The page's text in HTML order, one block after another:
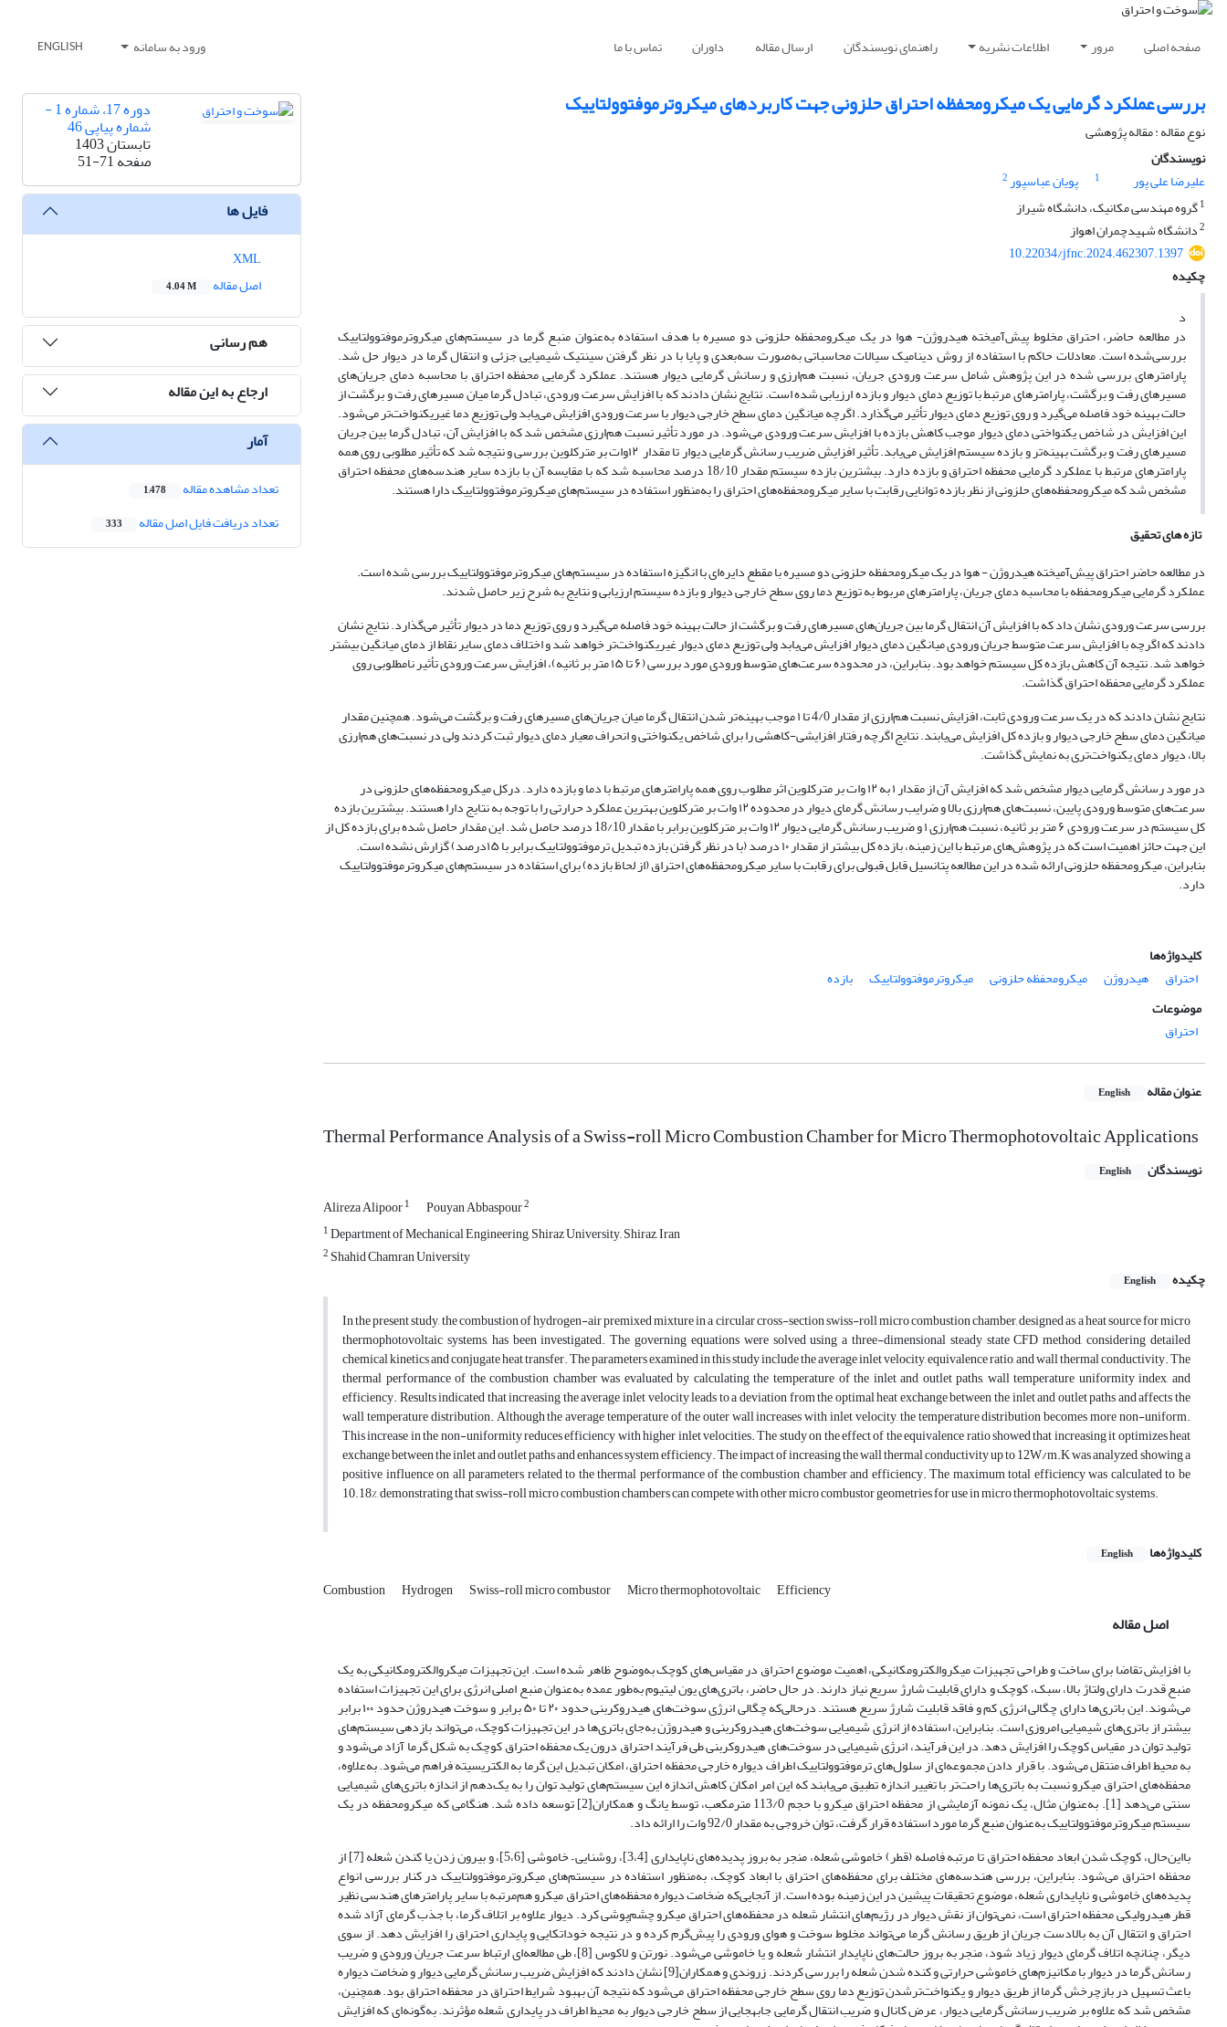
صفحه اصلی مرور اطلاعات نشریه راهنمای نویسندگان ارسال مقاله داوران تماس با ما ورود به سامانه ENGLISH
بررسی عملکرد گرمایی یک میکرو‌محفظه احتراق حلزونی جهت کاربردهای میکروترموفتوولتاییک
نوع مقاله : مقاله پژوهشی
نویسندگان
علیرضا علی پور
1 پویان عباسپور2
1گروه مهندسی مکانیک، دانشگاه شیراز
2دانشگاه شهیدچمران اهواز
10.22034/jfnc.2024.462307.1397
چکیده
د
در مطالعه حاضر، احتراق مخلوط پیش‌آمیخته هیدروژن- هوا در یک میکرومحفظه حلزونی دو مسیره با هدف استفاده به‌عنوان منبع گرما در سیستم‌های میکروترموفتوولتاییک
بررسی‌شده است. معادلات حاکم با استفاده از روش دینامیک سیالات محاسباتی به‌صورت سه‌بعدی و پایا با در نظر گرفتن سینتیک شیمیایی جزئی و انتقال گرما در دیوار حل شد.
پارامتر‌های بررسی شده در این پژوهش شامل سرعت ورودی جریان، نسبت هم‌ارزی و رسانش گرمایی دیوار هستند. عملکرد گرمایی محفظه احتراق با محاسبه دمای جریان‌های
مسیرهای رفت و برگشت، پارامتر‌های مرتبط با توزیع دمای دیوار و بازده ارزیابی شده است. نتایج نشان دادند که با افزایش سرعت ورودی، تبادل گرما میان مسیرهای رفت و برگشت از
حالت بهینه خود فاصله می‌گیرد و روی توزیع دمای دیوار تأثیر می‌گذارد. اگرچه میانگین دمای سطح خارجی دیوار با سرعت ورودی افزایش می‌یابد ولی توزیع دما غیریکنواخت‌تر می‌شود.
این افزایش در شاخص یکنواختی دمای دیوار موجب کاهش بازده با افزایش سرعت ورودی می‌شود. در مورد تأثیر نسبت هم‌ارزی مشخص شد که با افزایش آن، تبادل گرما بین جریان
مسیرهای رفت و برگشت بهینه‌تر و بازده سیستم افزایش می‌یابد. تأثیر افزایش ضریب رسانش گرمایی دیوار تا مقدار ۱۲وات بر مترکلوین بررسی و نتیجه شد که تأثیر مطلوبی روی همه
پارامترهای مرتبط با عملکرد گرمایی محفظه احتراق و بازده دارد. بیشترین بازده سیستم مقدار 18/10 درصد محاسبه شد که با مقایسه آن با بازده سایر هندسه‌های محفظه احتراق
مشخص شد که میکرومحفظه‌های حلزونی از نظر بازده توانایی رقابت با سایر میکرومحفظه‌های احتراق را به‌منظور استفاده در سیستم‌های میکروترموفتوولتاییک دارا هستند.
تازه های تحقیق
در مطالعه حاضر احتراق پیش‌آمیخته هیدروژن - هوا در یک میکرومحفظه حلزونی دو مسیره با مقطع دایره‌ای با انگیزه استفاده در سیستم‌های میکروترموفتوولتاییک بررسی شده است.
عملکرد گرمایی میکرومحفظه با محاسبه دمای جریان، پارامترهای مربوط به توزیع دما روی سطح خارجی دیوار و بازده سیستم ارزیابی و نتایج به شرح زیر حاصل شدند.
بررسی سرعت ورودی نشان داد که با افزایش آن انتقال گرما بین جریان‌های مسیرهای رفت و برگشت از حالت بهینه خود فاصله می‌گیرد و روی توزیع دما در دیوار تأثیر می‌گذارد. نتایج نشان
دادند که اگرچه با افزایش سرعت متوسط جریان ورودی میانگین دمای دیوار افزایش می‌یابد ولی توزیع دمای دیوار غیریکنواخت‌تر خواهد شد و اختلاف دمای سایر نقاط از دمای میانگین بیشتر
خواهد شد. نتیجه آن کاهش بازده کل سیستم خواهد بود. بنابراین، در محدوده سرعت‌های متوسط ورودی مورد بررسی (۶ تا ۱۵ متر بر ثانیه)، افزایش سرعت ورودی تأثیر نامطلوبی روی
عملکرد گرمایی محفظه احتراق گذاشت.
نتایج نشان دادند که در یک سرعت ورودی ثابت، افزایش نسبت هم‌ارزی از مقدار 4/0 تا ۱ موجب بهینه‌تر شدن انتقال گرما میان جریان‌های مسیرهای رفت و برگشت می‌شود. همچنین مقدار
میانگین دمای سطح خارجی دیوار و بازده کل افزایش می‌یابند. نتایج اگرچه رفتار افزایشی-کاهشی را برای شاخص یکنواختی و انحراف معیار دمای دیوار ثبت کردند ولی در نسبت‌های هم‌ارزی
بالا، دیوار دمای یکنواخت‌تری به نمایش گذاشت.
در مورد رسانش گرمایی دیوار مشخص شد که افزایش آن از مقدار ۱ به ۱۲ وات بر مترکلوین اثر مطلوب روی همه پارامترهای مرتبط با دما و بازده دارد. درکل میکرومحفظه‌های حلزونی در
سرعت‌های متوسط ورودی پایین، نسبت‌های هم‌ارزی بالا و ضرایب رسانش گرمای دیوار در محدوده ۱۲ وات بر مترکلوین بهترین عملکرد حرارتی را با توجه به نتایج دارا هستند. بیشترین بازده
کل سیستم در سرعت ورودی ۶ متر بر ثانیه، نسبت هم‌ارزی ۱ و ضریب رسانش گرمایی دیوار ۱۲ وات بر مترکلوین برابر با مقدار 18/10 درصد حاصل شد. این مقدار حاصل شده برای بازده کل از
این جهت حائز اهمیت است که در پژوهش‌های مرتبط با این زمینه، بازده کل بیشتر از مقدار ۱۰ درصد (با در نظر گرفتن بازده تبدیل ترموفتوولتاییک برابر با ۱۵درصد) گزارش نشده است.
بنابراین، میکرومحفظه حلزونی ارائه شده در این مطالعه پتانسیل قابل قبولی برای رقابت با سایر میکرومحفظه‌های احتراق (از لحاظ بازده) برای استفاده در سیستم‌های میکروترموفتوولتاییک
دارد.
کلیدواژه‌ها
احتراق
هیدروژن میکرومحفظه حلزونی میکروترموفتوولتاییک
بازده
موضوعات
احتراق
عنوان مقاله English
Thermal Performance Analysis of a Swiss-roll Micro Combustion Chamber for Micro Thermophotovoltaic Applications
نویسندگان English
Alireza Alipoor1 Pouyan Abbaspour2
1Department of Mechanical Engineering, Shiraz University,, Shiraz, Iran
2 Shahid Chamran University
چکیده
English
In the present study, the combustion of hydrogen-air premixed mixture in a circular cross-section swiss-roll micro combustion chamber, designed as a heat source for micro
thermophotovoltaic systems, has been investigated. The governing equations were solved using a three-dimensional steady state CFD method, considering detailed
chemical kinetics and conjugate heat transfer. The parameters examined in this study include the average inlet velocity, equivalence ratio, and wall thermal conductivity. The
thermal performance of the combustion chamber was evaluated by calculating the temperature of the inlet and outlet paths, wall temperature uniformity index, and
efficiency. Results indicated that increasing the average inlet velocity leads to a deviation from the optimal heat exchange between the inlet and outlet paths and affects the
wall temperature distribution. Although the average temperature of the outer wall increases with inlet velocity, the temperature distribution becomes more non-uniform.
This increase in the non-uniformity reduces efficiency with higher inlet velocities. The study on the effect of the equivalence ratio showed that increasing it optimizes heat
exchange between the inlet and outlet paths and enhances system efficiency. The impact of increasing the wall thermal conductivity up to 12W/m.K was analyzed, showing a
positive influence on all parameters related to the thermal performance of the combustion chamber and efficiency. The maximum total efficiency was calculated to be
10.18%, demonstrating that swiss-roll micro combustion chambers can compete with other micro combustor geometries for use in micro thermophotovoltaic systems.
کلیدواژه‌ها English
Combustion Hydrogen Swiss-roll micro combustor Micro thermophotovoltaic Efficiency
اصل مقاله
با افزایش تقاضا برای ساخت و طراحی تجهیزات میکروالکترومکانیکی، اهمیت موضوع احتراق در مقیاس‌های کوچک به‌وضوح ظاهر شده است. این تجهیزات میکروالکترومکانیکی به یک
منبع قدرت دارای ولتاژ بالا، سبک، کوچک و دارای قابلیت شارژ سریع نیاز دارند. در حال حاضر، باتری‌های یون لیتیوم به‌طور عمده به‌عنوان منبع اصلی انرژی برای این تجهیزات استفاده
می‌شوند. این باتری‌ها دارای چگالی انرژی کم و فاقد قابلیت شارژ سریع هستند. درحالی‌که چگالی انرژی سوخت‌های هیدروکربنی حدود ۲۰ تا ۵۰ برابر و سوخت هیدروژن حدود ۱۰۰ برابر
بیشتر از باتری‌های شیمیایی امروزی است. بنابراین، استفاده از انرژی شیمیایی سوخت‌های هیدروکربنی و هیدروژن به‌جای باتری‌ها در این تجهیزات کوچک، می‌تواند بازدهی سیستم‌های
تولید توان در مقیاس کوچک را افزایش دهد. در این فرآیند، انرژی شیمیایی در سوخت‌های هیدروکربنی طی فرآیند احتراق درون یک محفظه احتراق کوچک به شکل گرما آزاد می‌شود و
به محیط اطراف منتقل می‌شود. با قرار دادن مجموعه‌ای از سلول‌های ترموفتوولتاییک اطراف دیواره خارجی محفظه احتراق، امکان تبدیل این گرما به الکتریسیته فراهم می‌شود. به‌علاوه،
محفظه‌های احتراق میکرو نسبت به باتری‌ها راحت‌تر با تغییر اندازه تطبیق می‌یابند که این امر امکان کاهش اندازه این سیستم‌های تولید توان را به یک‌دهم از اندازه باتری‌های شیمیایی
سنتی می‌دهد [1]. به‌عنوان مثال، یک نمونه آزمایشی از محفظه احتراق میکرو با حجم 113/0 مترمکعب، توسط یانگ و همکاران[2] توسعه داده شد. هنگامی که میکرومحفظه در یک
سیستم میکروترموفتوولتاییک به‌عنوان منبع گرما مورد استفاده قرار گرفت، توان خروجی به مقدار 92/0 وات را ارائه داد.
بااین‌حال، کوچک شدن ابعاد محفظه احتراق تا مرتبه فاصله (قطر) خاموشی شعله، منجر به بروز پدیده‌های ناپایداری [3،4]، روشنایی – خاموشی [5،6]، و بیرون زدن یا کندن شعله [7] از
محفظه احتراق می‌شود. بنابراین، بررسی هندسه‌های مختلف برای محفظه‌های احتراق با ابعاد کوچک، به‌منظور استفاده در سیستم‌های میکروترموفتوولتاییک در کنار بررسی انواع
پدیده‌های خاموشی و ناپایداری شعله، موضوع تحقیقات پیشین در این زمینه بوده است. از آنجایی‌که ضخامت دیواره محفظه‌های احتراق میکرو هم‌مرتبه با سایر پارامتر‌های هندسی نظیر
قطر هیدرولیکی محفظه‌ احتراق است، نمی‌توان از نقش دیوار در رژیم‌های انتشار شعله در محفظه‌های احتراق میکرو چشم‌پوشی کرد. دیوار علاوه بر اتلاف گرما، با جذب گرمای آزاد شده
احتراق و انتقال آن به بالادست جریان از طریق رسانش گرما می‌تواند مخلوط سوخت و هوای ورودی را پیش‌گرم کرده و در نتیجه خوداتکایی و پایداری احتراق را افزایش دهد. از سوی
دیگر، چنانچه اتلاف گرمای دیوار زیاد شود، منجر به بروز حالت‌های ناپایدار انتشار شعله و یا خاموشی می‌شود. نورتن و لاکوس [8]، طی مطالعه‌ای ارتباط سرعت جریان ورودی و ضریب
رسانش گرما در دیوار با مکانیزم‌های خاموشی حرارتی و کنده شدن شعله را بررسی کردند. زروندی و همکاران[9] نشان دادند که افزایش ضریب رسانش گرمایی دیوار و ضخامت دیواره
باعث تسهیل در بازچرخش گرما از طریق دیوار و یکنواخت‌ترشدن توزیع دما روی سطح خارجی محفظه احتراق می‌شود که نتیجه آن بهبود شرایط احتراق در محفظه احتراق بود. همچنین،
مشخص شد که علاوه بر ضریب رسانش گرمایی دیوار، عرض کانال و ضریب انتقال گرمایی جابه­جایی از سطح خارجی دیوار به محیط اطراف در پایداری شعله مؤثرند. به‌گونه‌ای که افزایش
دوره 17، شماره 1 -
شماره پیاپی 46
تابستان 1403
صفحه51-71
فایل ها
اصل مقاله
4.04 M
هم رسانی
ارجاع به این مقاله
آمار
تعداد مشاهده مقاله 1,478
تعداد دریافت فایل اصل مقاله 333